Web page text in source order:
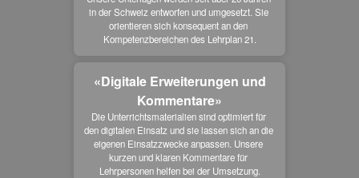
in der Schweiz entworfen und umgesetzt. Sie
orientieren sich konsequent an den
Kompetenzbereichen des Lehrplan 21.
«Digitale Erweiterungen und
Kommentare»
Die Unterrichtsmaterialien sind optimiert für
den digitalen Einsatz und sie lassen sich an die
eigenen Einsatzzwecke anpassen. Unsere
kurzen und klaren Kommentare für
Lehrpersonen helfen bei der Umsetzung.